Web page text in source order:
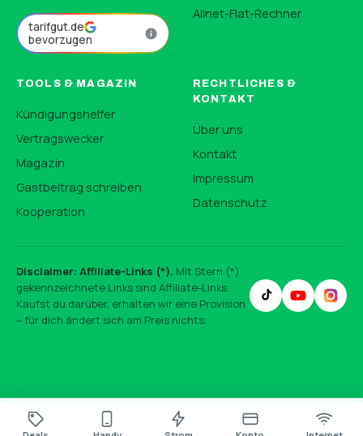
tarifgut.de
bevorzugen
Allnet-Flat-Rechner
TOOLS & MAGAZIN
Kündigungshelfer
Vertragswecker
Magazin
Gastbeitrag schreiben
Kooperation
RECHTLICHES &
KONTAKT
Über uns
Kontakt
Impressum
Datenschutz
Disclaimer: Affiliate-Links (*). Mit Stern (*)
gekennzeichnete Links sind Affiliate-Links.
Kaufst du darüber, erhalten wir eine Provision
– für dich ändert sich am Preis nichts.